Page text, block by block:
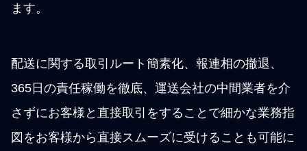
ます。
配送に関する取引ルート簡素化、報連相の撤退、
365日の責任稼働を徹底、運送会社の中間業者を介
さずにお客様と直接取引をすることで細かな業務指
図をお客様から直接スムーズに受けることも可能に